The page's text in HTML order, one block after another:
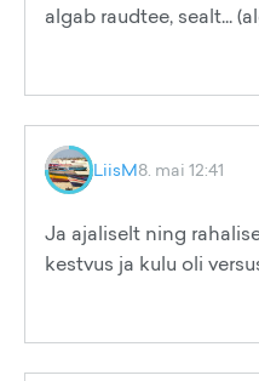
algab raudtee, sealt...
LiisM8. mai 12:41
Ja ajaliselt ning
kestvus ja kulu oli